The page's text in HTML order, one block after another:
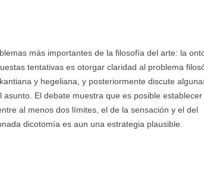
más importantes de la filosofía del arte: la
tentativas es otorgar claridad al problema
y hegeliana, y posteriormente discute
El debate muestra que es posible establecer
al menos dos límites, el de la sensación y el del
dicotomía es aun una estrategia plausible.